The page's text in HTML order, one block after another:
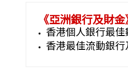
《亞洲銀行及財
香港個人銀行最佳
香港最佳流動銀行